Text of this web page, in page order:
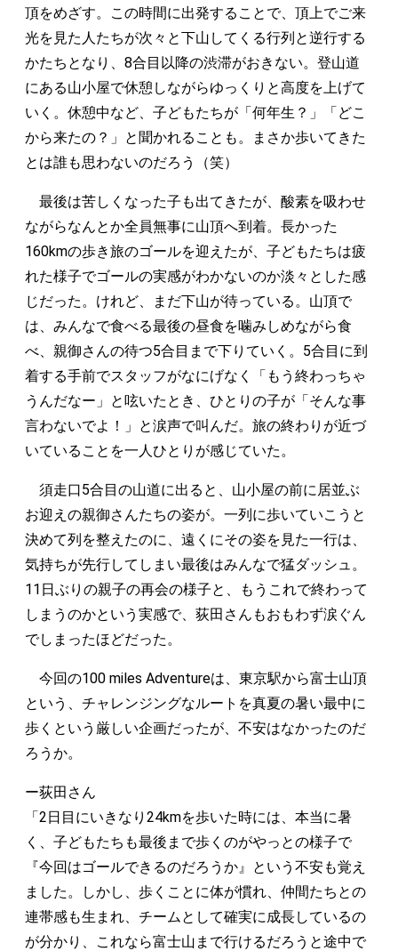
頂をめざす。この時間に出発することで、頂上でご来
光を見た人たちが次々と下山してくる行列と逆行する
かたちとなり、8合目以降の渋滞がおきない。登山道
にある山小屋で休憩しながらゆっくりと高度を上げて
いく。休憩中など、子どもたちが「何年生？」「どこ
から来たの？」と聞かれることも。まさか歩いてきた
とは誰も思わないのだろう（笑）
最後は苦しくなった子も出てきたが、酸素を吸わせ
ながらなんとか全員無事に山頂へ到着。長かった
160kmの歩き旅のゴールを迎えたが、子どもたちは疲
れた様子でゴールの実感がわかないのか淡々とした感
じだった。けれど、まだ下山が待っている。山頂で
は、みんなで食べる最後の昼食を噛みしめながら食
べ、親御さんの待つ5合目まで下りていく。5合目に到
着する手前でスタッフがなにげなく「もう終わっちゃ
うんだなー」と呟いたとき、ひとりの子が「そんな事
言わないでよ！」と涙声で叫んだ。旅の終わりが近づ
いていることを一人ひとりが感じていた。
須走口5合目の山道に出ると、山小屋の前に居並ぶ
お迎えの親御さんたちの姿が。一列に歩いていこうと
決めて列を整えたのに、遠くにその姿を見た一行は、
気持ちが先行してしまい最後はみんなで猛ダッシュ。
11日ぶりの親子の再会の様子と、もうこれで終わって
しまうのかという実感で、荻田さんもおもわず涙ぐん
でしまったほどだった。
今回の100 miles Adventureは、東京駅から富士山頂
という、チャレンジングなルートを真夏の暑い最中に
歩くという厳しい企画だったが、不安はなかったのだ
ろうか。
ー荻田さん
「2日目にいきなり24kmを歩いた時には、本当に暑
く、子どもたちも最後まで歩くのがやっとの様子で
『今回はゴールできるのだろうか』という不安も覚え
ました。しかし、歩くことに体が慣れ、仲間たちとの
連帯感も生まれ、チームとして確実に成長しているの
が分かり、これなら富士山まで行けるだろうと途中で